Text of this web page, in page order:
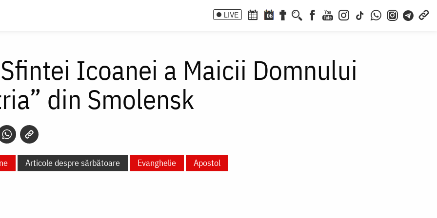
LIVE 06
Icoanei a Maicii Domnului
din Smolensk
Articole despre sărbătoare Evanghelie Apostol